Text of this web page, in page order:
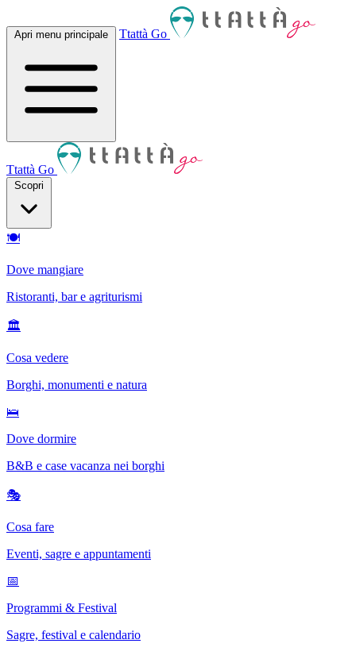
Apri menu principale Ttattà Go
Ttattà Go
Scopri
🍽
Dove mangiare
Ristoranti, bar e agriturismi
🏛
Cosa vedere
Borghi, monumenti e natura
🛌
Dove dormire
B&B e case vacanza nei borghi
🎭
Cosa fare
Eventi, sagre e appuntamenti
📅
Programmi & Festival
Sagre, festival e calendario